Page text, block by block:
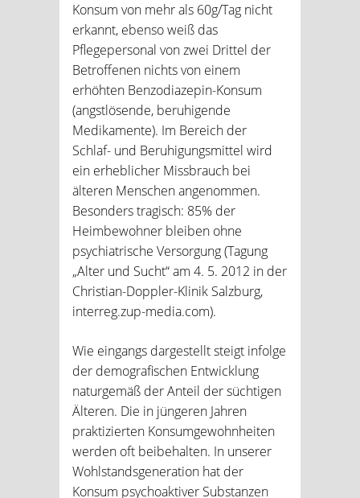
Konsum von mehr als 60g/Tag nicht
erkannt, ebenso weiß das
Pflegepersonal von zwei Drittel der
Betroffenen nichts von einem
erhöhten Benzodiazepin-Konsum
(angstlösende, beruhigende
Medikamente). Im Bereich der
Schlaf- und Beruhigungsmittel wird
ein erheblicher Missbrauch bei
älteren Menschen angenommen.
Besonders tragisch: 85% der
Heimbewohner bleiben ohne
psychiatrische Versorgung (Tagung
„Alter und Sucht“ am 4. 5. 2012 in der
Christian-Doppler-Klinik Salzburg,
interreg.zup-media.com).
Wie eingangs dargestellt steigt infolge
der demografischen Entwicklung
naturgemäß der Anteil der süchtigen
Älteren. Die in jüngeren Jahren
praktizierten Konsumgewohnheiten
werden oft beibehalten. In unserer
Wohlstandsgeneration hat der
Konsum psychoaktiver Substanzen